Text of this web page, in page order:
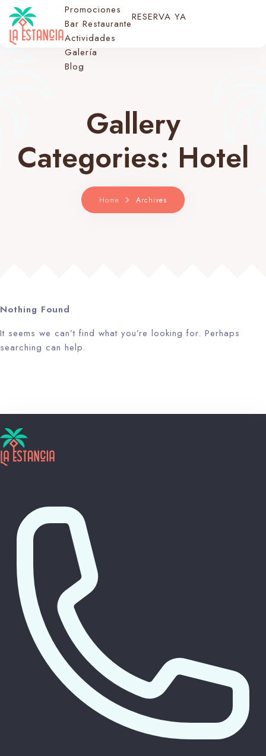
Promociones
Bar Restaurante
Actividades
Galería
Blog
RESERVA YA
Gallery
Categories: Hotel
Home Archives
Nothing Found
It seems we can’t find what you’re looking for. Perhaps
searching can help.